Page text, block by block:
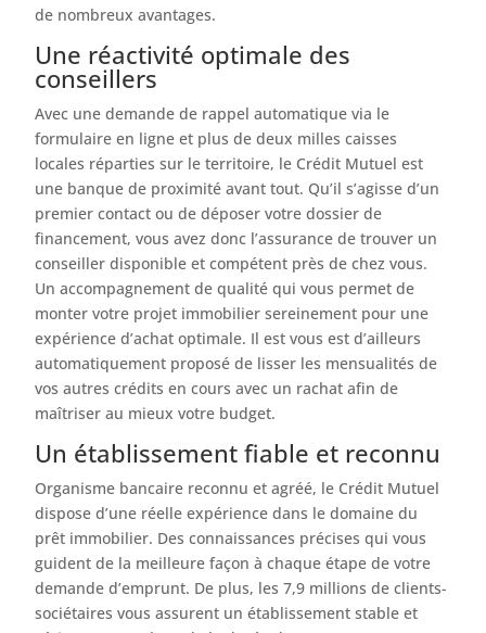
de nombreux avantages.
Une réactivité optimale des
conseillers
Avec une demande de rappel automatique via le
formulaire en ligne et plus de deux milles caisses
locales réparties sur le territoire, le Crédit Mutuel est
une banque de proximité avant tout. Qu’il s’agisse d’un
premier contact ou de déposer votre dossier de
financement, vous avez donc l’assurance de trouver un
conseiller disponible et compétent près de chez vous.
Un accompagnement de qualité qui vous permet de
monter votre projet immobilier sereinement pour une
expérience d’achat optimale. Il est vous est d’ailleurs
automatiquement proposé de lisser les mensualités de
vos autres crédits en cours avec un rachat afin de
maîtriser au mieux votre budget.
Un établissement fiable et reconnu
Organisme bancaire reconnu et agréé, le Crédit Mutuel
dispose d’une réelle expérience dans le domaine du
prêt immobilier. Des connaissances précises qui vous
guident de la meilleure façon à chaque étape de votre
demande d’emprunt. De plus, les 7,9 millions de clients-
sociétaires vous assurent un établissement stable et